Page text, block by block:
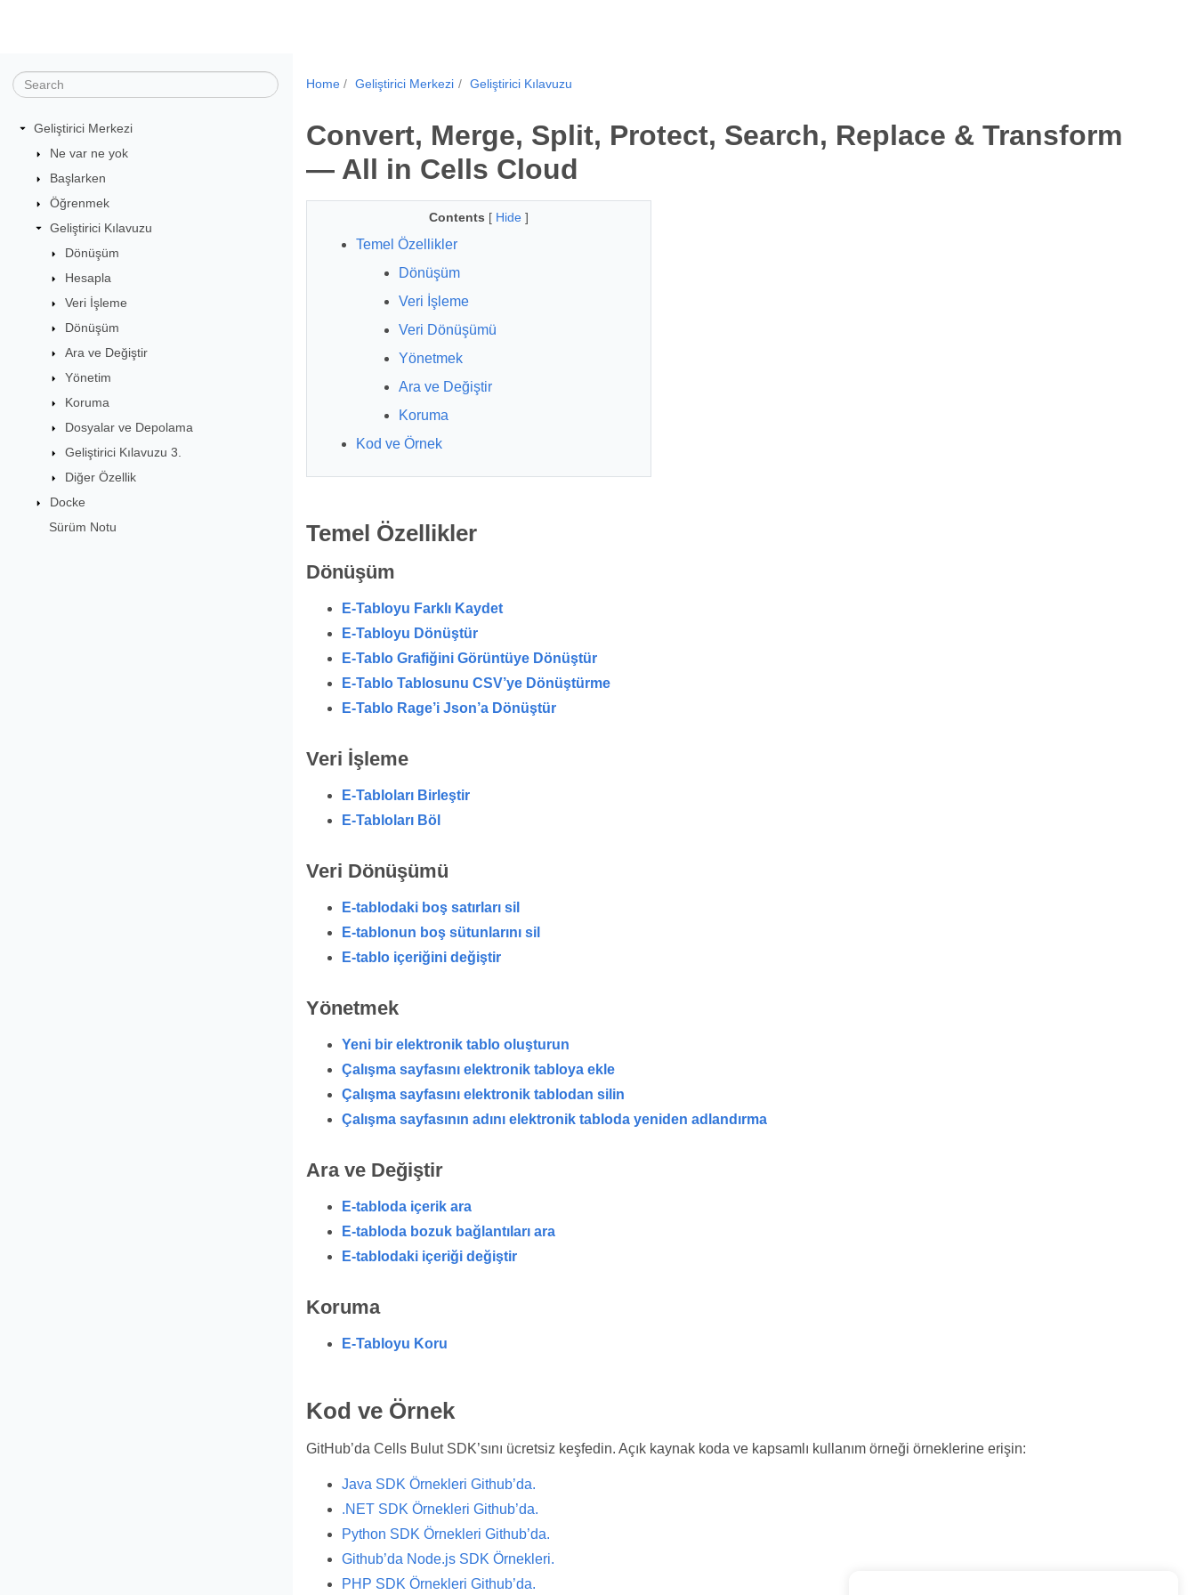
Geliştirici Merkezi
Ne var ne yok
Başlarken
Öğrenmek
Geliştirici Kılavuzu
Dönüşüm
Hesapla
Veri İşleme
Dönüşüm
Ara ve Değiştir
Yönetim
Koruma
Dosyalar ve Depolama
Geliştirici Kılavuzu 3.
Diğer Özellik
Docke
Sürüm Notu
Home Geliştirici Merkezi Geliştirici Kılavuzu
Convert, Merge, Split, Protect, Search, Replace & Transform
— All in Cells Cloud
Contents [ Hide ]
Temel Özellikler
Dönüşüm
Veri İşleme
Veri Dönüşümü
Yönetmek
Ara ve Değiştir
Koruma
Kod ve Örnek
Temel Özellikler
Dönüşüm
E-Tabloyu Farklı Kaydet
E-Tabloyu Dönüştür
E-Tablo Grafiğini Görüntüye Dönüştür
E-Tablo Tablosunu CSV’ye Dönüştürme
E-Tablo Rage’i Json’a Dönüştür
Veri İşleme
E-Tabloları Birleştir
E-Tabloları Böl
Veri Dönüşümü
E-tablodaki boş satırları sil
E-tablonun boş sütunlarını sil
E-tablo içeriğini değiştir
Yönetmek
Yeni bir elektronik tablo oluşturun
Çalışma sayfasını elektronik tabloya ekle
Çalışma sayfasını elektronik tablodan silin
Çalışma sayfasının adını elektronik tabloda yeniden adlandırma
Ara ve Değiştir
E-tabloda içerik ara
E-tabloda bozuk bağlantıları ara
E-tablodaki içeriği değiştir
Koruma
E-Tabloyu Koru
Kod ve Örnek
GitHub’da Cells Bulut SDK’sını ücretsiz keşfedin. Açık kaynak koda ve kapsamlı kullanım örneği örneklerine erişin:
Java SDK Örnekleri Github’da.
.NET SDK Örnekleri Github’da.
Python SDK Örnekleri Github’da.
Github’da Node.js SDK Örnekleri.
PHP SDK Örnekleri Github’da.